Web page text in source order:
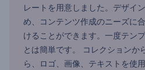
レートを用意しました。デザイ
め、コンテンツ作成のニーズに
けることができます。一度テン
とは簡単です。 コレクションか
ら、ロゴ、画像、テキストを使